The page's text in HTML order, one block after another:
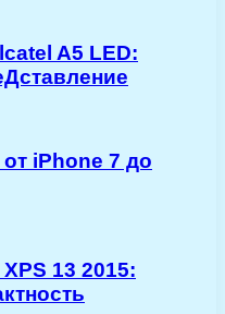
A5 LED:
iPhone 7 до
13 2015: